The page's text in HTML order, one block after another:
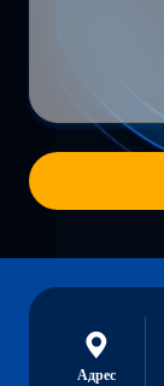
Адрес